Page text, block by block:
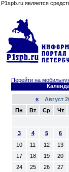
P1spb.ru является
Перейти на
«Август
Пн
Вт Ср Чт
3
4 5 6
10
11 12 13
17
18 19 20
24
25 26 27